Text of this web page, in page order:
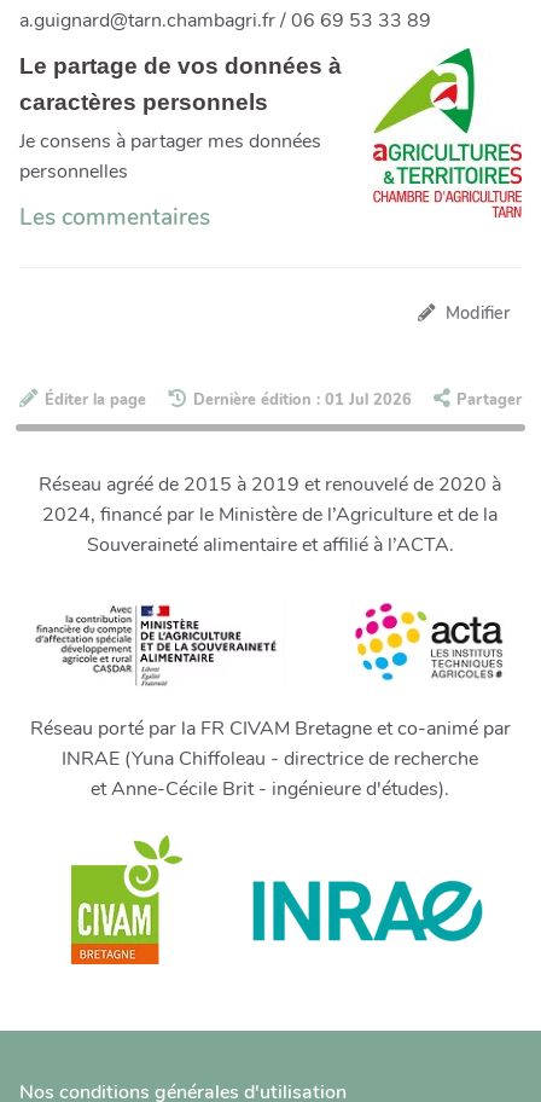
a.guignard@tarn.chambagri.fr / 06 69 53 33 89
Le partage de vos données à
caractères personnels
Je consens à partager mes données
personnelles
Les commentaires
Modifier
Éditer la page Dernière édition : 01 Jul 2026 Partager
Réseau agréé de 2015 à 2019 et renouvelé de 2020 à
2024, financé par le Ministère de l’Agriculture et de la
Souveraineté alimentaire et affilié à l’ACTA.
Réseau porté par la FR CIVAM Bretagne et co-animé par
INRAE (Yuna Chiffoleau - directrice de recherche
et Anne-Cécile Brit - ingénieure d'études).
Nos conditions générales d'utilisation